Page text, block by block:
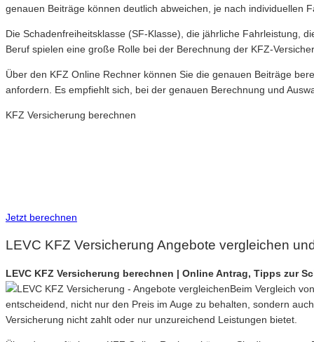
genauen Beiträge können deutlich abweichen, je nach individuellen
Die Schadenfreiheitsklasse (SF-Klasse), die jährliche Fahrleistung,
Beruf spielen eine große Rolle bei der Berechnung der KFZ-
Über den KFZ Online Rechner können Sie die genauen Beiträge
anfordern. Es empfiehlt sich, bei der genauen Berechnung und
KFZ Versicherung berechnen
Jetzt berechnen
LEVC KFZ Versicherung Angebote vergleichen
LEVC KFZ Versicherung berechnen | Online Antrag, Tipps zur
Beim Vergleich
entscheidend, nicht nur den Preis im Auge zu behalten, sondern
Versicherung nicht zahlt oder nur unzureichend Leistungen bietet.